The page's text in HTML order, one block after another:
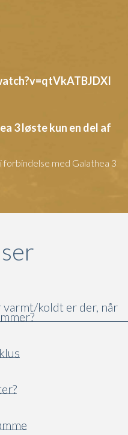
3 løste kun en del af
med Galathea 3
koldt er der, når